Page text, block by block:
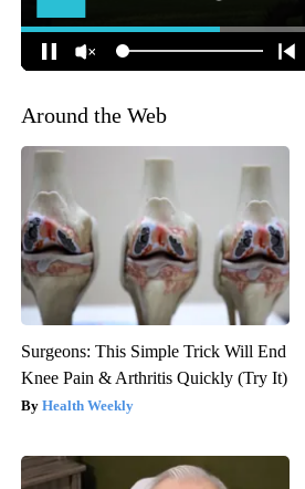
Around the Web
Surgeons: This Simple Trick Will End
Knee Pain & Arthritis Quickly (Try It)
Health Weekly